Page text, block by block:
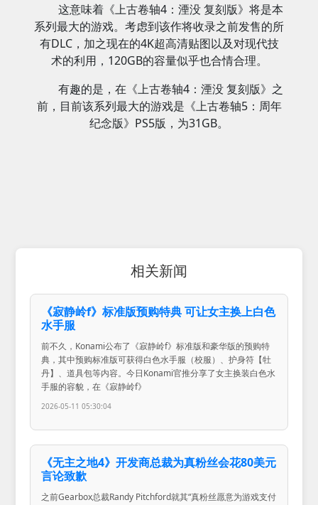
这意味着《上古卷轴4：湮没 复刻版》将是本
系列最大的游戏。考虑到该作将收录之前发售的所
有DLC，加之现在的4K超高清贴图以及对现代技
术的利用，120GB的容量似乎也合情合理。
有趣的是，在《上古卷轴4：湮没 复刻版》之
前，目前该系列最大的游戏是《上古卷轴5：周年
纪念版》PS5版，为31GB。
相关新闻
《寂静岭f》标准版预购特典 可让女主换上白色
水手服
前不久，Konami公布了《寂静岭f》标准版和豪华版的预购特
典，其中预购标准版可获得白色水手服（校服）、护身符【牡
丹】、道具包等内容。今日Konami官推分享了女主换装白色水
手服的容貌，在《寂静岭f》
2026-05-11 05:30:04
《无主之地4》开发商总裁为真粉丝会花80美元
言论致歉
之前Gearbox总裁Randy Pitchford就其“真粉丝愿意为游戏支付